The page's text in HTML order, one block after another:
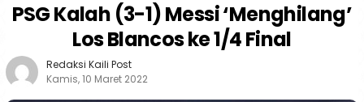
PSG Kalah (3-1) Messi ‘Menghilang’
Los Blancos ke 1/4 Final
Redaksi Kaili Post
Kamis, 10 Maret 2022